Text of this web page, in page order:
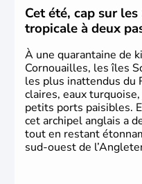
L'Angleterre est l’une
Royaume-Uni. Elle est
d’habitants, les Anglais,
84% de la population de
Xème siècle et tient
germanique installé sur
parlementaire au
l’essor industriel du
Cet été, cap sur
tropicale à deux
À une quarantaine de
Cornouailles, les îles
les plus inattendus du
claires, eaux
petits ports paisibles.
cet archipel anglais a
tout en restant
sud-ouest de